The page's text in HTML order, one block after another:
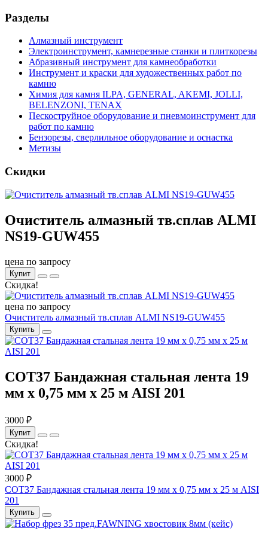
Разделы
Алмазный инструмент
Электроинструмент, камнерезные станки и плиткорезы
Абразивный инструмент для камнеобработки
Инструмент и краски для художественных работ по
камню
Химия для камня ILPA, GENERAL, AKEMI, JOLLI,
BELENZONI, TENAX
Пескоструйное оборудование и пневмоинструмент для
работ по камню
Бензорезы, сверлильное оборудование и оснастка
Метизы
Скидки
Очиститель алмазный тв.сплав ALMI
NS19-GUW455
цена по запросу
Купит
Скидка!
цена по запросу
Очиститель алмазный тв.сплав ALMI NS19-GUW455
Купить
COT37 Бандажная стальная лента 19
мм x 0,75 мм x 25 м AISI 201
3000 ₽
Купит
Скидка!
3000 ₽
COT37 Бандажная стальная лента 19 мм x 0,75 мм x 25 м AISI
201
Купить